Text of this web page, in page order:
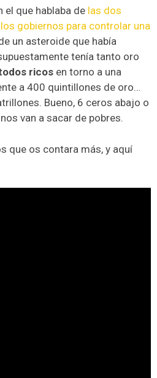
el que hablaba de las dos
gobiernos para controlar una
un asteroide que había
tenía tanto oro
ricos en torno a una
a 400 quintillones de oro…
Bueno, 6 ceros abajo o
van a sacar de pobres.
que os contara más, y aquí